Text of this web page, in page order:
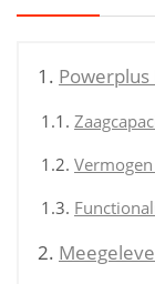
Powerplus